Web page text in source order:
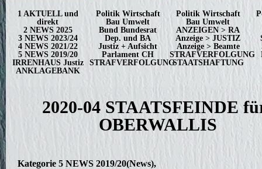
1 AKTUELL und
direkt
2 NEWS 2025
3 NEWS 2023/24
4 NEWS 2021/22
5 NEWS 2019/20
IRRENHAUS Justiz
ANKLAGEBANK
Politik Wirtschaft
Bau Umwelt
Bund Bundesrat
Dep. und BA
Justiz + Aufsicht
Parlament CH
STRAFVERFOLGUNG
Politik Wirtschaft
Bau Umwelt
ANZEIGEN > RA
Anzeige > JUSTIZ
Anzeige > Beamte
STRAFVERFOLGUNG
STAATSHAFTUNG
2020-04 STAATSFEINDE
OBERWALLIS
Kategorie 5 NEWS 2019/20(News),